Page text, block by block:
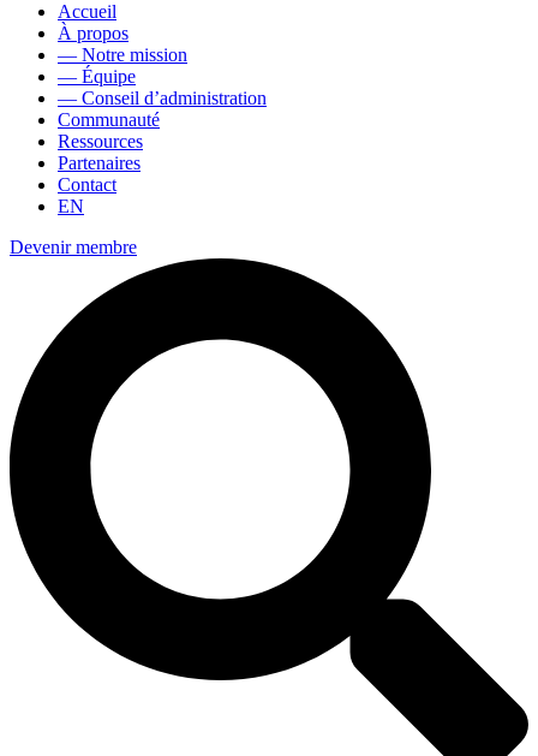
Accueil
À propos
— Notre mission
— Équipe
— Conseil d’administration
Communauté
Ressources
Partenaires
Contact
EN
Devenir membre